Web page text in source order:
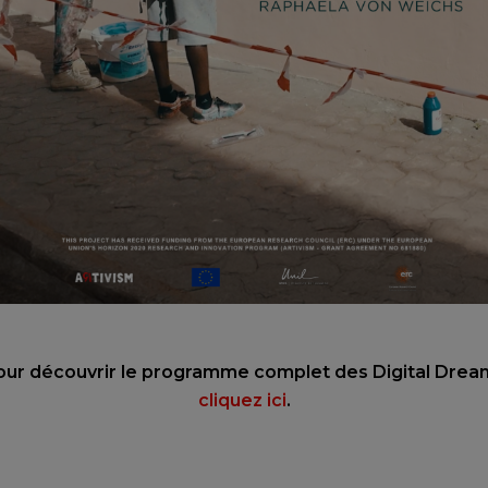
découvrir le programme complet des Digital
cliquez ici.